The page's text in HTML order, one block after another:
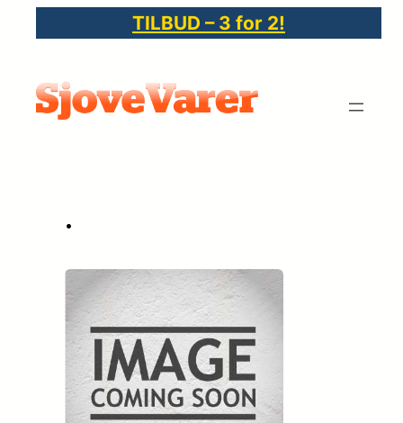
indhold
TILBUD – 3 for 2!
•